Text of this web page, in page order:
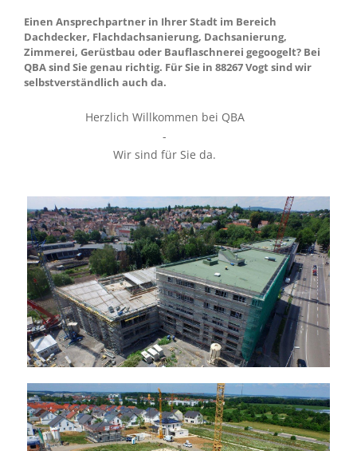
Einen Ansprechpartner in Ihrer Stadt im Bereich
Dachdecker, Flachdachsanierung, Dachsanierung,
Zimmerei, Gerüstbau oder Bauflaschnerei gegoogelt? Bei
QBA sind Sie genau richtig. Für Sie in 88267 Vogt sind wir
selbstverständlich auch da.
Herzlich Willkommen bei QBA
-
Wir sind für Sie da.